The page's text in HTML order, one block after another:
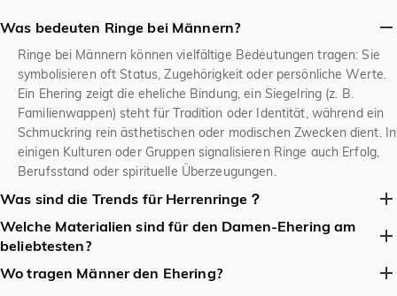
Was bedeuten Ringe bei Männern?
Ringe bei Männern können vielfältige Bedeutungen tragen: Sie
symbolisieren oft Status, Zugehörigkeit oder persönliche Werte.
Ein Ehering zeigt die eheliche Bindung, ein Siegelring (z. B.
Familienwappen) steht für Tradition oder Identität, während ein
Schmuckring rein ästhetischen oder modischen Zwecken dient. In
einigen Kulturen oder Gruppen signalisieren Ringe auch Erfolg,
Berufsstand oder spirituelle Überzeugungen.
Was sind die Trends für Herrenringe？
Aktuelle Trends für Herrenringe konzentrieren sich auf
minimalistische Designs mit klaren Linien, oft in matter oder
gebürsteter Optik. Materialkombinationen wie Titan, Carbon oder
Keramik mit traditionellen Metallen sind beliebt. Breitere Bänder
Welche Materialien sind für den Damen-Ehering am
beliebtesten?
Übliche Materialien für Herrenringe sind Edelstahl und Titan
aufgrund ihrer Haltbarkeit und Pflegeleichtigkeit, gefolgt von
Wo tragen Männer den Ehering?